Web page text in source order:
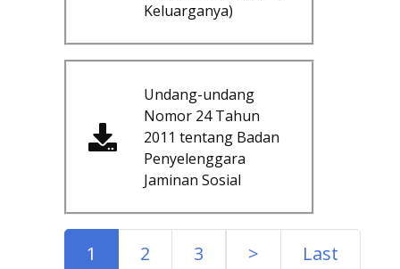
Keluarganya)
Undang-undang
Nomor 24 Tahun
2011 tentang Badan
Penyelenggara
Jaminan Sosial
1 2 3 > Last